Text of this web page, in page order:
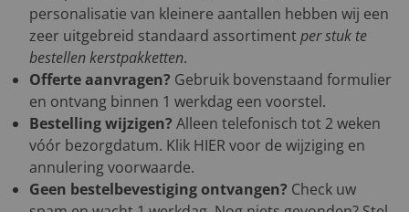
personalisatie van kleinere aantallen hebben wij een
zeer uitgebreid standaard assortimentper stuk te
bestellen kerstpakketten.
Offerte aanvragen? Gebruik bovenstaand formulier
en ontvang binnen 1 werkdag een voorstel.
Bestelling wijzigen? Alleen telefonisch tot 2 weken
vóór bezorgdatum. Klik HIERvoor de wijziging en
annulering voorwaarde.
Geen bestelbevestiging ontvangen? Check uw